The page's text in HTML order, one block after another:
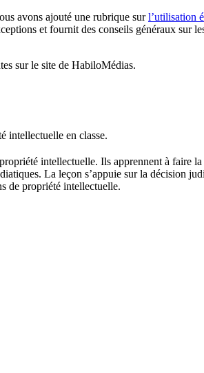
avons ajouté une rubrique surl’utilisation
et fournit des conseils généraux sur
sur le site de HabiloMédias.
intellectuelle en classe.
intellectuelle. Ils apprennent à faire
La leçon s’appuie sur la décision
de propriété intellectuelle.